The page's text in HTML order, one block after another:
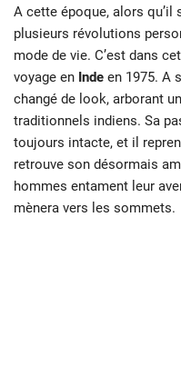
A cette époque, alors qu’il
plusieurs révolutions
mode de vie. C’est dans
voyage en Inde en 1975. A
changé de look, arborant
traditionnels indiens. Sa
toujours intacte, et il
retrouve son désormais
hommes entament leur
mènera vers les sommets.